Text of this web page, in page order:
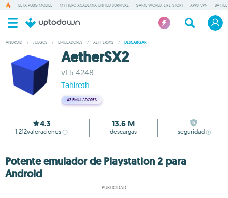
BETA PUBG MOBILE MY HERO ACADEMIA UNITED SURVIVAL GAME WORLD: LIFE STORY APPS VPN
ANDROID / JUEGOS / EMULADORES / AETHERSX2 / DESCARGAR
AetherSX2
v1.5-4248
Tahlreth
#3 EMULADORES
4.3
1,212valoraciones
13.6 M
descargas seguridad
Potente emulador de Playstation 2 para
Android
PUBLICIDAD